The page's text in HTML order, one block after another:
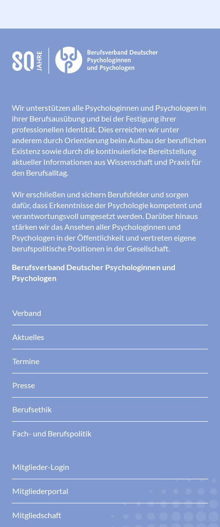
Wir unterstützen alle Psychologinnen und Psychologen in
ihrer Berufsausübung und bei der Festigung ihrer
professionellen Identität. Dies erreichen wir unter
anderem durch Orientierung beim Aufbau der beruflichen
Existenz sowie durch die kontinuierliche Bereitstellung
aktueller Informationen aus Wissenschaft und Praxis für
den Berufsalltag.
Wir erschließen und sichern Berufsfelder und sorgen
dafür, dass Erkenntnisse der Psychologie kompetent und
verantwortungsvoll umgesetzt werden. Darüber hinaus
stärken wir das Ansehen aller Psychologinnen und
Psychologen in der Öffentlichkeit und vertreten eigene
berufspolitische Positionen in der Gesellschaft.
Berufsverband Deutscher Psychologinnen und
Psychologen
Verband
Aktuelles
Termine
Presse
Berufsethik
Fach- und Berufspolitik
Mitglieder-Login
Mitgliederportal
Mitgliedschaft